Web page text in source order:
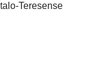
Teresense